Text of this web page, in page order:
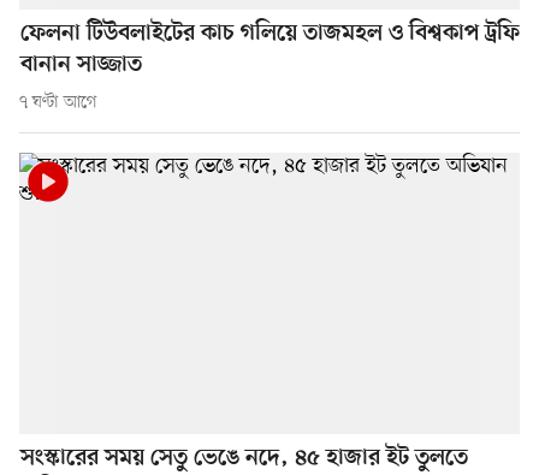
ফেলনা টিউবলাইটের কাচ গলিয়ে তাজমহল ও বিশ্বকাপ ট্রফি
বানান সাজ্জাত
৭ ঘণ্টা আগে
সংস্কারের সময় সেতু ভেঙে নদে, ৪৫ হাজার ইট তুলতে